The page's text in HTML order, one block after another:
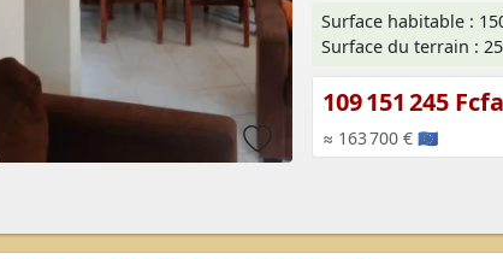
Surface habitable :
Surface du terrain :
109 151 245
≈ 163 700 € 🇪🇺